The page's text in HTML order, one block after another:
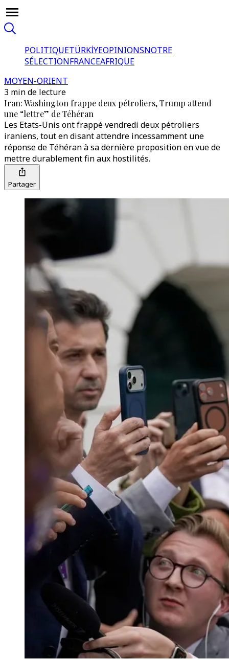
POLITIQUETÜRKİYEOPINIONSNOTRE
SÉLECTIONFRANCEAFRIQUE
MOYEN-ORIENT
3 min de lecture
Iran: Washington frappe deux pétroliers, Trump attend
une “lettre” de Téhéran
Les Etats-Unis ont frappé vendredi deux pétroliers
iraniens, tout en disant attendre incessamment une
réponse de Téhéran à sa dernière proposition en vue de
mettre durablement fin aux hostilités.
Partager